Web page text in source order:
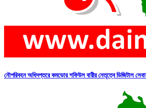
নৌপরিবহন অধিদপ্তরে কমডোর শফিউল বারীর নেতৃত্বে ডিজিটাল